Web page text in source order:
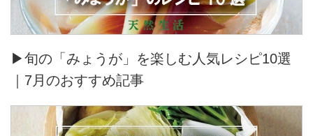
▶旬の「みょうが」を楽しむ人気レシピ10選
｜7月のおすすめ記事